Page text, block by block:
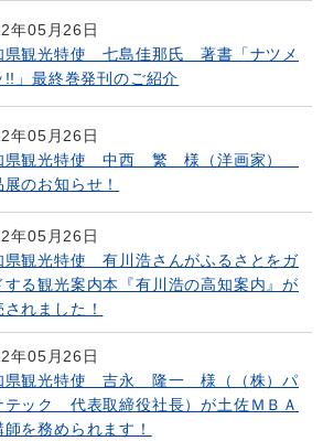
年05月26日
県観光特使 七島佳那氏 著書「ナツメ
!!」最終巻発刊のご紹介
年05月26日
県観光特使 中西 繁 様（洋画家）
展のお知らせ！
年05月26日
県観光特使 有川浩さんがふるさとをガ
する観光案内本『有川浩の高知案内』が
されました！
年05月26日
県観光特使 吉永 隆一 様（（株）パ
テック 代表取締役社長）が土佐ＭＢＡ
師を務められます！